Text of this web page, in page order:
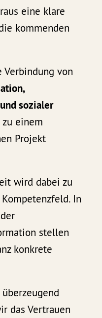
eine klare
kommenden
Verbindung von
sozialer
einem
Projekt
wird dabei zu
In
stellen
konkrete
das Vertrauen